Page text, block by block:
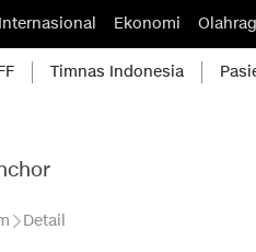
Internasional Ekonomi
Timnas Indonesia
Detail